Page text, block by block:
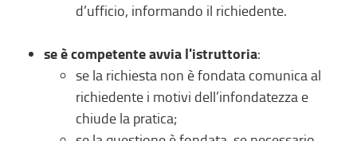
d’ufficio, informando il richiedente.​
se è competente avvia l'istruttoria:​
se la richiesta non è fondata comunica al
richiedente i motivi dell’infondatezza e
chiude la pratica​;